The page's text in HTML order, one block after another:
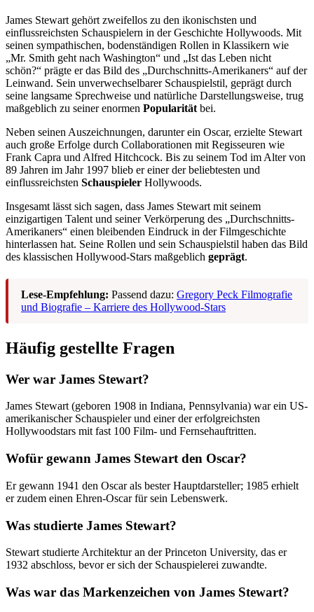
James Stewart gehört zweifellos zu den ikonischsten und
einflussreichsten Schauspielern in der Geschichte Hollywoods. Mit
seinen sympathischen, bodenständigen Rollen in Klassikern wie
„Mr. Smith geht nach Washington“ und „Ist das Leben nicht
schön?“ prägte er das Bild des „Durchschnitts-Amerikaners“ auf der
Leinwand. Sein unverwechselbarer Schauspielstil, geprägt durch
seine langsame Sprechweise und natürliche Darstellungsweise, trug
maßgeblich zu seiner enormen Popularität bei.
Neben seinen Auszeichnungen, darunter ein Oscar, erzielte Stewart
auch große Erfolge durch Collaborationen mit Regisseuren wie
Frank Capra und Alfred Hitchcock. Bis zu seinem Tod im Alter von
89 Jahren im Jahr 1997 blieb er einer der beliebtesten und
einflussreichsten Schauspieler Hollywoods.
Insgesamt lässt sich sagen, dass James Stewart mit seinem
einzigartigen Talent und seiner Verkörperung des „Durchschnitts-
Amerikaners“ einen bleibenden Eindruck in der Filmgeschichte
hinterlassen hat. Seine Rollen und sein Schauspielstil haben das Bild
des klassischen Hollywood-Stars maßgeblich geprägt.
Lese-Empfehlung: Passend dazu: Gregory Peck Filmografie
und Biografie – Karriere des Hollywood-Stars
Häufig gestellte Fragen
Wer war James Stewart?
James Stewart (geboren 1908 in Indiana, Pennsylvania) war ein US-
amerikanischer Schauspieler und einer der erfolgreichsten
Hollywoodstars mit fast 100 Film- und Fernsehauftritten.
Wofür gewann James Stewart den Oscar?
Er gewann 1941 den Oscar als bester Hauptdarsteller; 1985 erhielt
er zudem einen Ehren-Oscar für sein Lebenswerk.
Was studierte James Stewart?
Stewart studierte Architektur an der Princeton University, das er
1932 abschloss, bevor er sich der Schauspielerei zuwandte.
Was war das Markenzeichen von James Stewart?